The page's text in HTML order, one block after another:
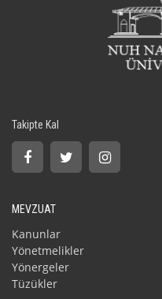
Takipte Kal
MEVZUAT
Kanunlar
Yönetmelikler
Yönergeler
Tüzükler